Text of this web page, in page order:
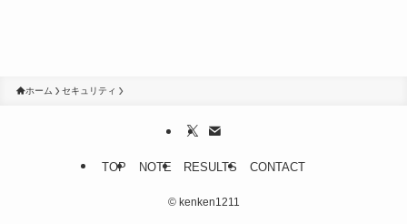
ホーム セキュリティ
TOP NOTE RESULTS CONTACT
©kenken1211